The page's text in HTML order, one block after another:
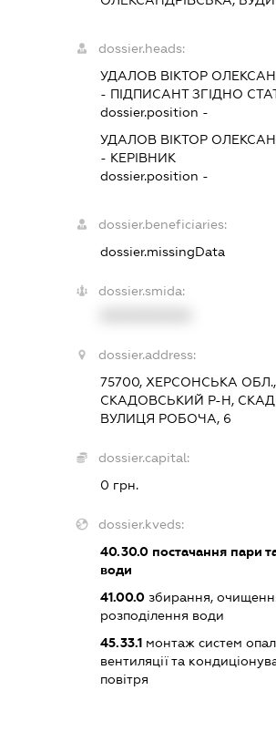
dossier.heads:
УДАЛОВ ВІКТОР
- ПІДПИСАНТЗГІДНО
dossier.position -
УДАЛОВ ВІКТОР
- КЕРІВНИК
dossier.position -
dossier.beneficiaries:
dossier.missingData
dossier.smida:
dossier.address:
75700, ХЕРСОНСЬКА ОБЛ.,
СКАДОВСЬКИЙ Р-Н,
ВУЛИЦЯ РОБОЧА, 6
dossier.capital:
0 грн.
dossier.kveds:
40.30.0постачання пари
води
41.00.0збирання,
розподілення води
45.33.1монтаж систем
вентиляції та
повітря